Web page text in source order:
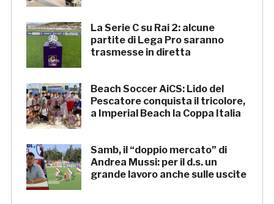
La Serie C su Rai 2: alcune
partite di Lega Pro saranno
trasmesse in diretta
Beach Soccer AiCS: Lido del
Pescatore conquista il tricolore,
a Imperial Beach la Coppa Italia
Samb, il “doppio mercato” di
Andrea Mussi: per il d.s. un
grande lavoro anche sulle uscite